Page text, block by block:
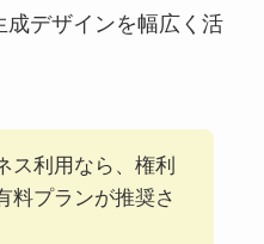
デザインを幅広く活
ス利用なら、権利
料プランが推奨さ